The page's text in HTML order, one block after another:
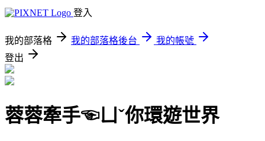
登入
我的部落格 我的部落格後台
我的帳號
登出
蓉蓉牽手☜ㄩˇ你環遊世界